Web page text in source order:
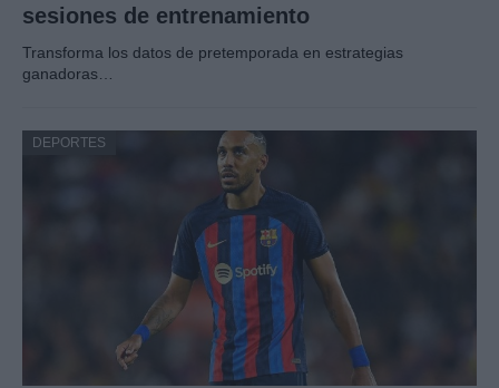
sesiones de entrenamiento
Transforma los datos de pretemporada en estrategias
ganadoras…
DEPORTES